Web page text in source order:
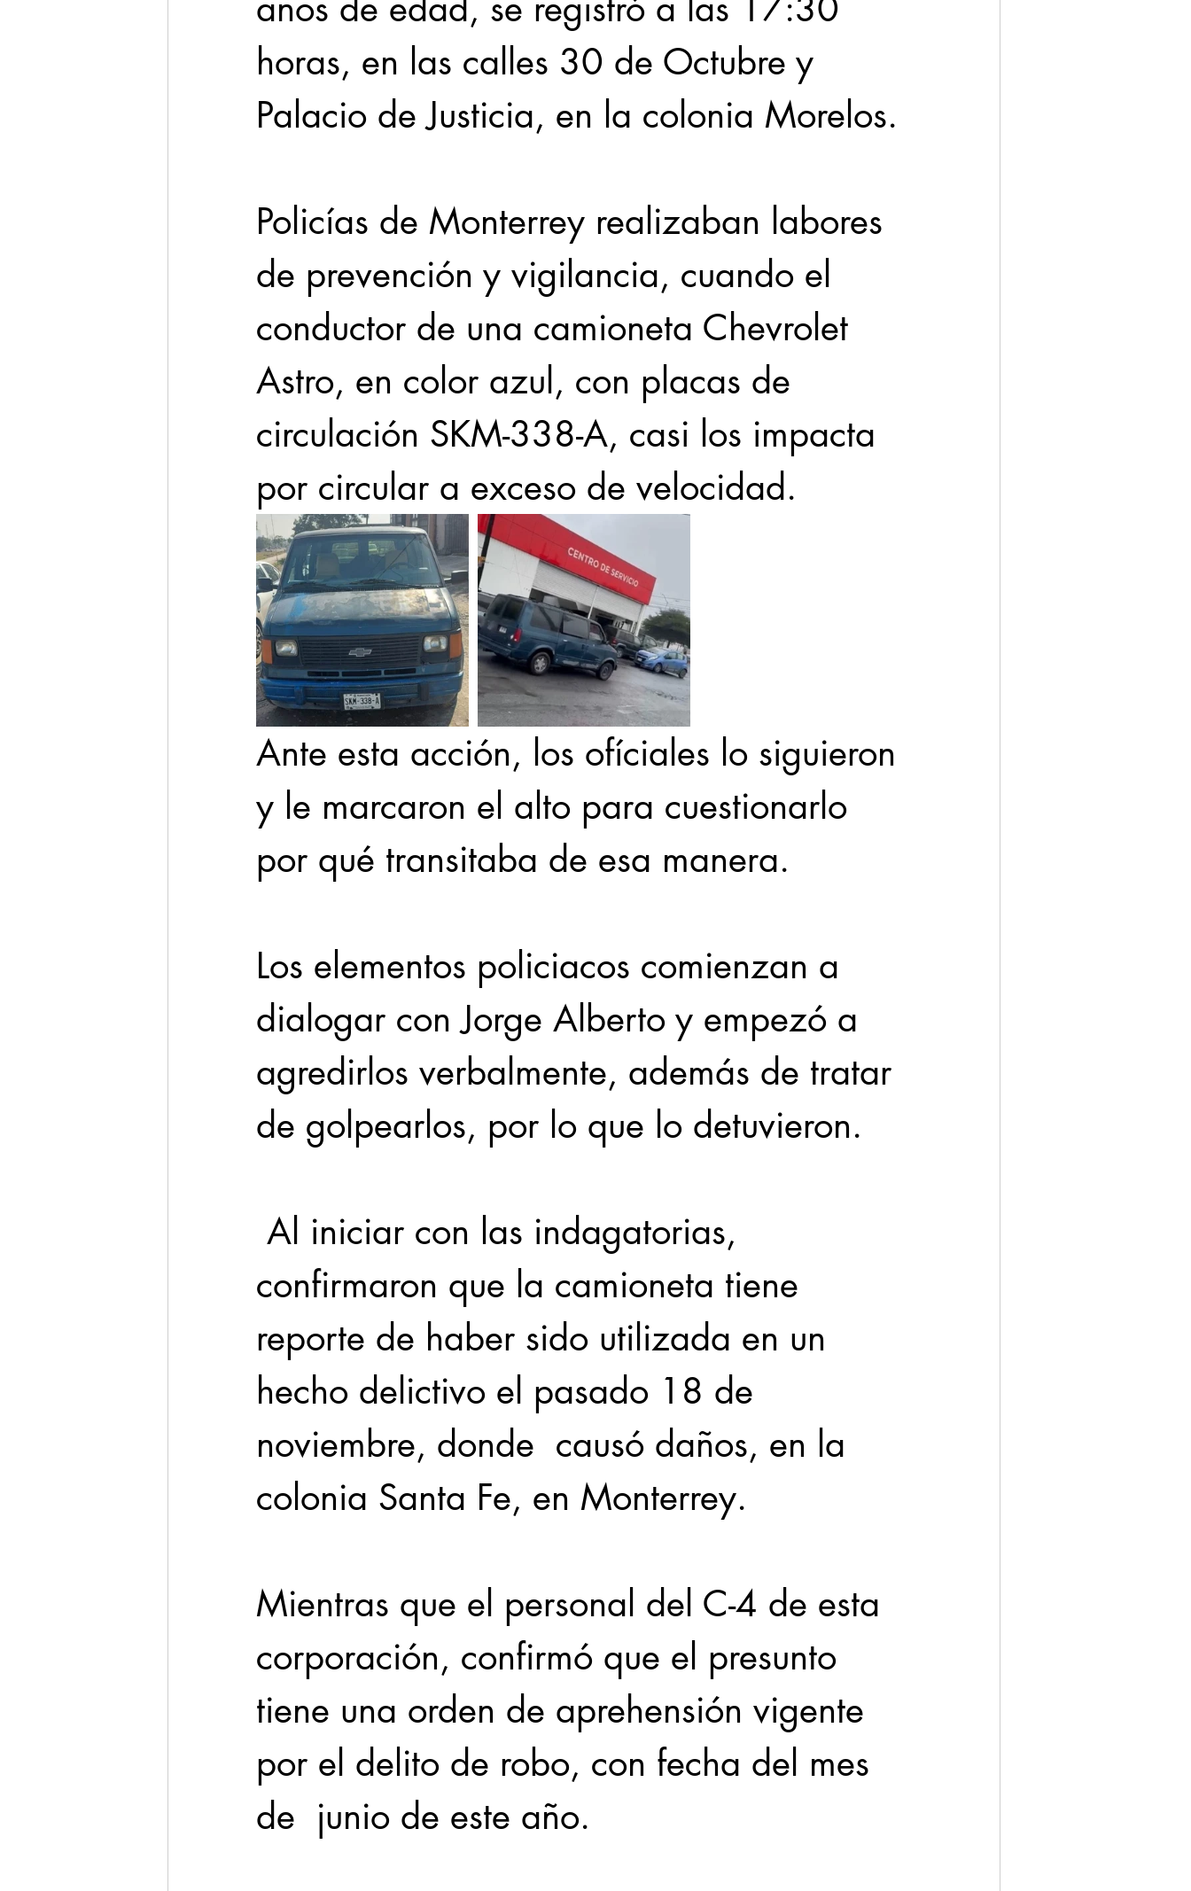
horas, en las calles 30 de Octubre y
Palacio de Justicia, en la colonia Morelos.
Policías de Monterrey realizaban labores
de prevención y vigilancia, cuando el
conductor de una camioneta Chevrolet
Astro, en color azul, con placas de
circulación SKM-338-A, casi los impacta
por circular a exceso de velocidad.
Ante esta acción, los ofíciales lo siguieron
y le marcaron el alto para cuestionarlo
por qué transitaba de esa manera.
Los elementos policiacos comienzan a
dialogar con Jorge Alberto y empezó a
agredirlos verbalmente, además de tratar
de golpearlos, por lo que lo detuvieron.
confirmaron que la camioneta tiene
reporte de haber sido utilizada en un
hecho delictivo el pasado 18 de
noviembre, donde  causó daños, en la
colonia Santa Fe, en Monterrey.
Mientras que el personal del C-4 de esta
corporación, confirmó que el presunto
tiene una orden de aprehensión vigente
por el delito de robo, con fecha del mes
de  junio de este año.